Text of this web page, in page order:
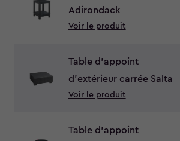
Adirondack
Voir le produit
Table d’appoint
d’extérieur carrée Salta
Voir le produit
Table d’appoint